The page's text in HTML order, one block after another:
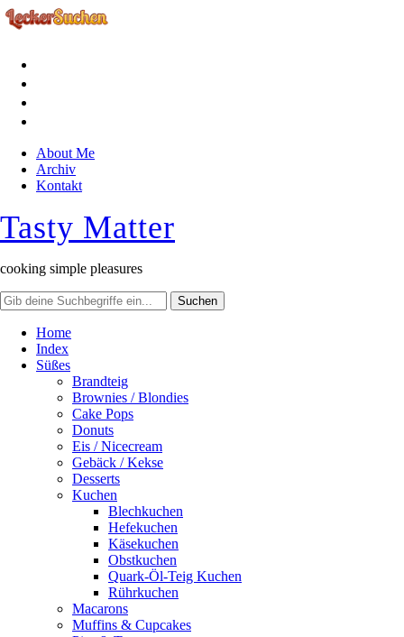
About Me
Archiv
Kontakt
Tasty Matter
cooking simple pleasures
Home
Index
Süßes
Brandteig
Brownies / Blondies
Cake Pops
Donuts
Eis / Nicecream
Gebäck / Kekse
Desserts
Kuchen
Blechkuchen
Hefekuchen
Käsekuchen
Obstkuchen
Quark-Öl-Teig Kuchen
Rührkuchen
Macarons
Muffins & Cupcakes